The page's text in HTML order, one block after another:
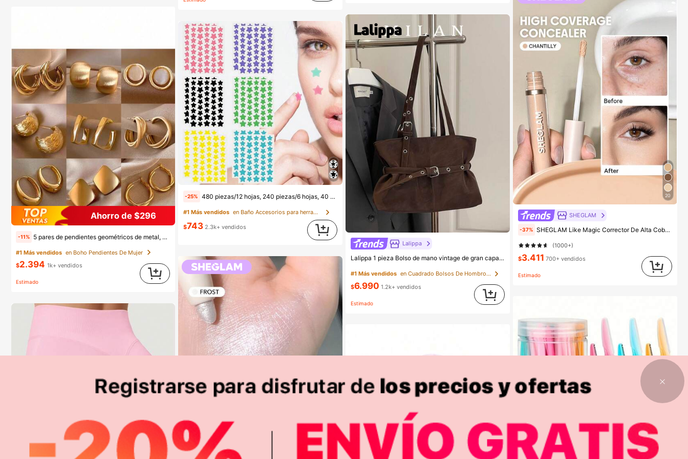
Ahorro de $296
-11% 5 pares de pendientes geométricos de metal, diseño exagerado europeo y americano, conjunto de pendientes de lujo de nicho, estilos mixtos aleatorios
#1 Más vendidos en Boho Pendientes De Mujer
$2.394 1k+ vendidos
Estimado
-25% 480 piezas/12 hojas, 240 piezas/6 hojas, 40 piezas/1 hoja, Pegatinas de estrellas para la cara, Pegatinas decorativas de Halloween, Pegatinas decorativas de Navidad, Pegatinas de pentagrama, Pegatinas decorativas de colores, Para decoración de fotos de fiestas y vacaciones, Pegatinas decorativas para la cara, Pegatinas decorativas para fiestas, Para decoración de habitaciones, Tocador, Dormitorio, Viajes, Artículos esenciales de viaje, Accesorios decorativos, Económicos y prácticos, Rellenos de calcetines, Herramientas de maquillaje, Productos asequibles, Regalos, Obsequios, Regalos para mujeres, Regalos de Navidad, Estético
#1 Más vendidos en Baño Accesorios para herramientas
$743 2.3k+ vendidos
Lalippa
Lalippa 1 pieza Bolso de mano vintage de gran capacidad, bolso de transporte grande para debajo del brazo, bolso de motocicleta de moda, de cuero de unicolor de PU con acabado de cera, decoración con correa, cierre con cremallera, bolso de hombro para mujer para trabajo, escuela, viajes, compras, negocios, adecuado para uso diario
#1 Más vendidos
en Cuadrado Bolsos De Hombro De Mujer
$6.990 1.2k+ vendidos
Estimado
20
SHEGLAM
-37% SHEGLAM Like Magic Corrector De Alta Cobertura 12H-Chantilly Marca De Belleza CosméTica Maquillaje Para Mujeres Y NiñAs
(1000+)
$3.411 700+ vendidos
Estimado